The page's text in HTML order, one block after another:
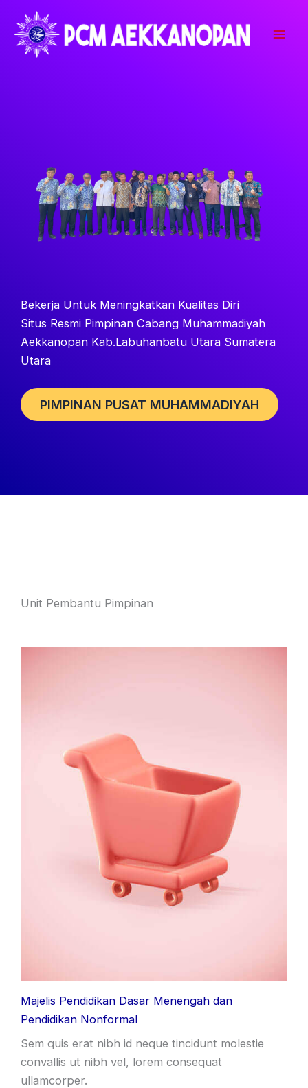
konten
Bekerja Untuk Meningkatkan Kualitas Diri
Situs Resmi Pimpinan Cabang Muhammadiyah
Aekkanopan Kab.Labuhanbatu Utara Sumatera
Utara
PIMPINAN PUSAT MUHAMMADIYAH
Unit Pembantu Pimpinan
Majelis Pendidikan Dasar Menengah dan
Pendidikan Nonformal
Sem quis erat nibh id neque tincidunt molestie
convallis ut nibh vel, lorem consequat
ullamcorper.